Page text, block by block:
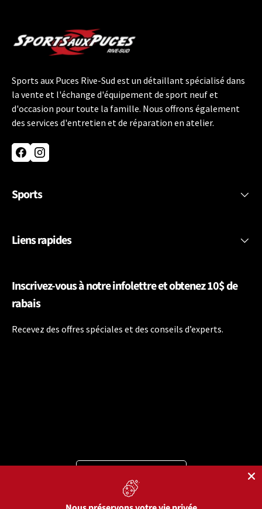
Sports aux Puces Rive-Sud est un détaillant spécialisé dans
la vente et l'échange d'équipement de sport neuf et
d'occasion pour toute la famille. Nous offrons également
des services d'entretien et de réparation en atelier.
FacebookInstagram
Sports
Liens rapides
Inscrivez-vous à notre infolettre et obtenez 10$ de
rabais
Recevez des offres spéciales et des conseils d’experts.
Moyens de paiement acceptés
Langue